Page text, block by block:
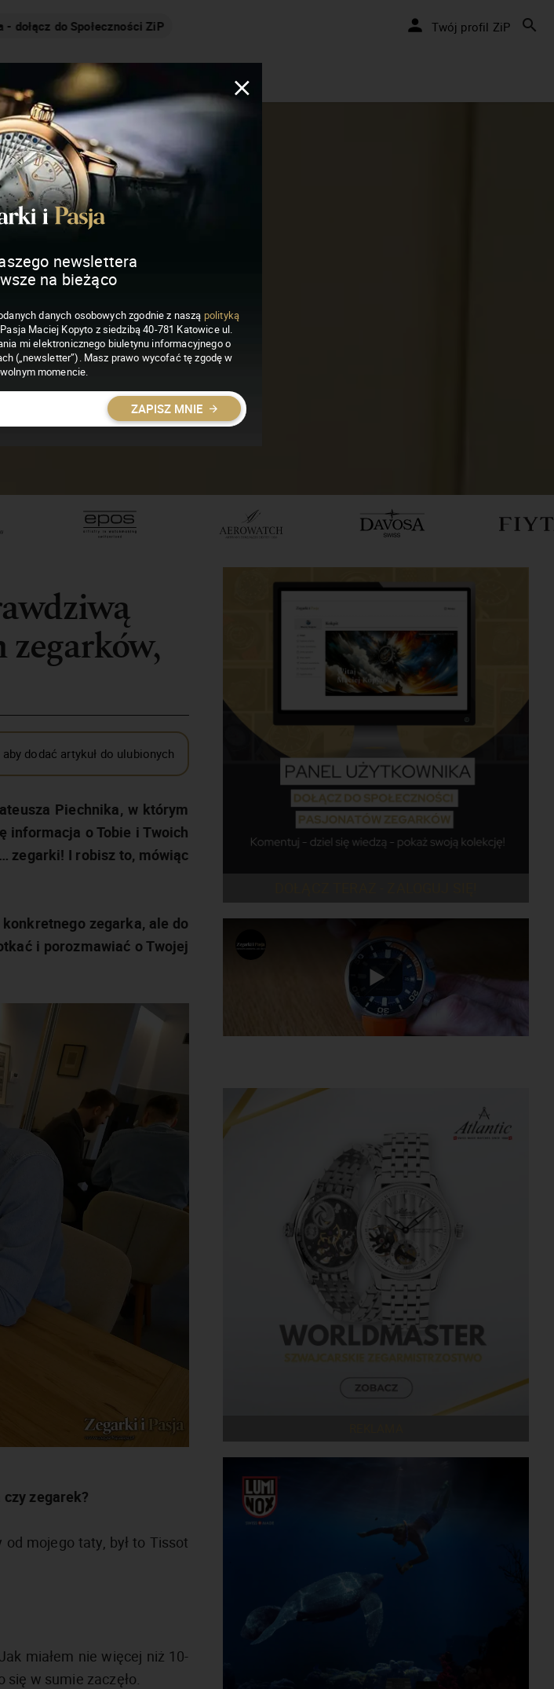
cały czas! Twój profil ZiP
zegarków,
dodać artykuł do ulubionych
Piechnika, w którym
informacja o Tobie i Twoich
zegarki! I robisz to, mówiąc
zegarka, ale do
i porozmawiać o Twojej
zegarek?
mojego taty, był to Tissot
miałem nie więcej niż 10-
w sumie zaczęło.
newslettera
na bieżąco
danych osobowych zgodnie z naszą polityką
Maciej Kopyto z siedzibą 40-781 Katowice ul.
mi elektronicznego biuletynu informacyjnego o
(„newsletter”). Masz prawo wycofać tę zgodę w
momencie.
ZAPISZ MNIE